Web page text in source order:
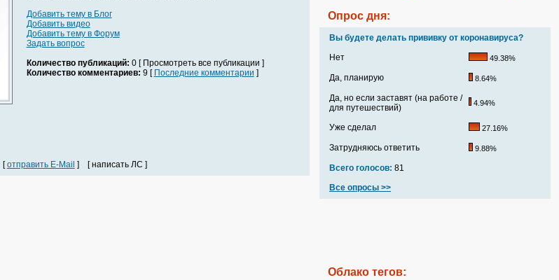
Добавить тему в Блог
Добавить видео
Добавить тему в Форум
Задать вопрос
Количество публикаций: 0 [ Просмотреть все публикации ]
Количество комментариев: 9 [ Последние комментарии ]
[отправить E-Mail ] [ написать ЛС ]
Опрос дня:
Вы будете делать прививку от коронавируса?
Нет
49.38%
Да, планирую 8.64%
Да, но если заставят (на работе /
для путешествий)
4.94%
Уже сделал 27.16%
Затрудняюсь ответить 9.88%
Всего голосов: 81
Все опросы >>
Облако тегов: